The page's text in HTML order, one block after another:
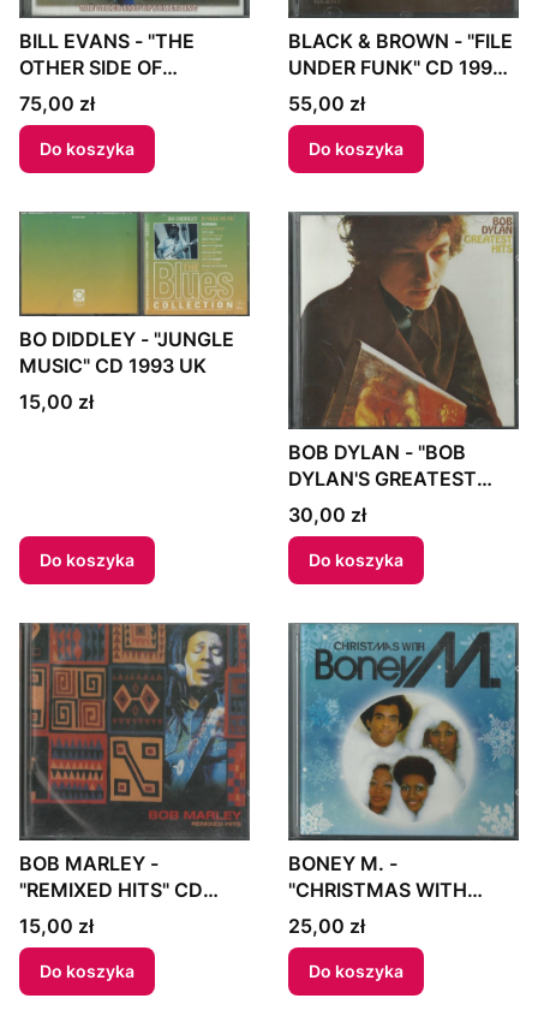
BILL EVANS - "THE
OTHER SIDE OF
SOMETHING" CD 2008
Japan
Cena
75,00 zł
Do koszyka
BLACK & BROWN - "FILE
UNDER FUNK" CD 1995
Italy
Cena
55,00 zł
Do koszyka
BO DIDDLEY - "JUNGLE
MUSIC" CD 1993 UK
Cena
15,00 zł
Do koszyka
BOB DYLAN - "BOB
DYLAN'S GREATEST
Cena
30,00 zł
Do koszyka
BOB MARLEY -
"REMIXED HITS" CD
2001 US
Cena
15,00 zł
Do koszyka
BONEY M. -
"CHRISTMAS WITH
BONEY M." CD 2007
Europe
Cena
25,00 zł
Do koszyka